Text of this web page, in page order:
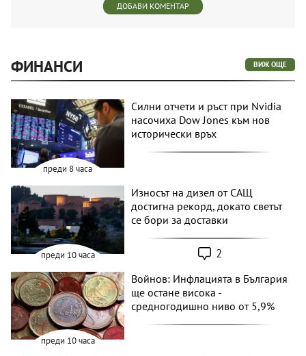
ДОБАВИ КОМЕНТАР
ФИНАНСИ ВИЖ ОЩЕ
преди 8 часа
Силни отчети и ръст при Nvidia
насочиха Dow Jones към нов
исторически връх
преди 10 часа
Износът на дизел от САЩ
достигна рекорд, докато светът
се бори за доставки
2
преди 10 часа
Войнов: Инфлацията в България
ще остане висока -
средногодишно ниво от 5,9%